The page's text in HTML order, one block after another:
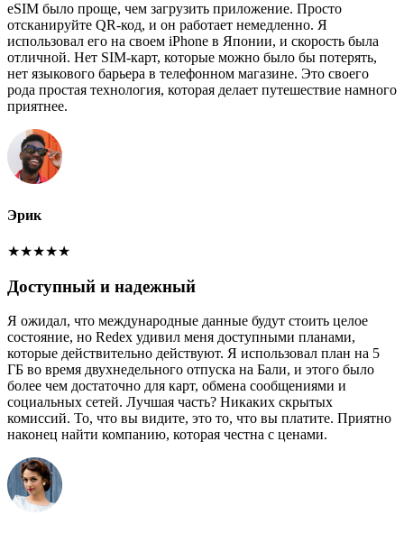
eSIM было проще, чем загрузить приложение. Просто
отсканируйте QR-код, и он работает немедленно. Я
использовал его на своем iPhone в Японии, и скорость была
отличной. Нет SIM-карт, которые можно было бы потерять,
нет языкового барьера в телефонном магазине. Это своего
рода простая технология, которая делает путешествие намного
приятнее.
Эрик
★★★★★
Доступный и надежный
Я ожидал, что международные данные будут стоить целое
состояние, но Redex удивил меня доступными планами,
которые действительно действуют. Я использовал план на 5
ГБ во время двухнедельного отпуска на Бали, и этого было
более чем достаточно для карт, обмена сообщениями и
социальных сетей. Лучшая часть? Никаких скрытых
комиссий. То, что вы видите, это то, что вы платите. Приятно
наконец найти компанию, которая честна с ценами.